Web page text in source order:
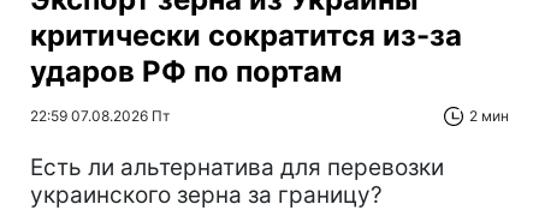
критически сократится из-за
ударов РФ по портам
22:59 07.08.2026 Пт 2 мин
Есть ли альтернатива для перевозки
украинского зерна за границу?